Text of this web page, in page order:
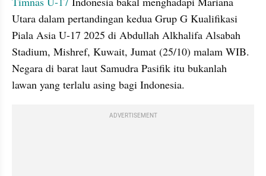
Utara dalam pertandingan kedua Grup G Kualifikasi
Piala Asia U-17 2025 di Abdullah Alkhalifa Alsabah
Stadium, Mishref, Kuwait, Jumat (25/10) malam WIB.
Negara di barat laut Samudra Pasifik itu bukanlah
lawan yang terlalu asing bagi Indonesia.
ADVERTISEMENT